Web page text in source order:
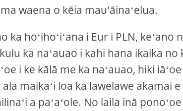
waena o kēia mau'āinaʻelua.
hoʻihoʻiʻana i Eur i PLN, keʻano
ka naʻauao i kahi hana ikaika no
i ke kālā me ka naʻauao, hiki
maikaʻi loa ka lawelawe akamai e
a paʻaʻole. No laila inā